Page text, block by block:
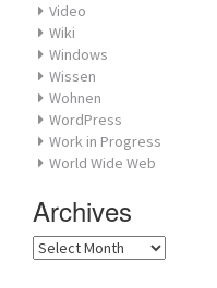
Video
Wiki
Windows
Wissen
Wohnen
WordPress
Work in Progress
World Wide Web
Archives
Archives